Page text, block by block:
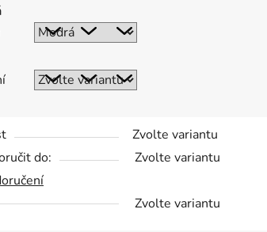
Zvolte variantu
do:
Zvolte variantu
Zvolte variantu